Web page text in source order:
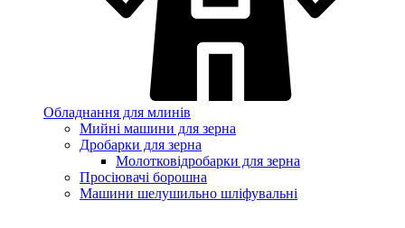
Обладнання для млинів
Мийні машини для зерна
Дробарки для зерна
Молотковідробарки для зерна
Просіювачі борошна
Машини шелушильно шліфувальні